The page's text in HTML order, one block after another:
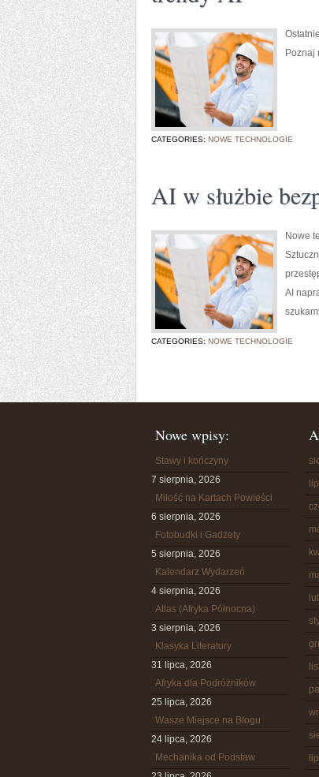
Poznaj
CATEGORIES: NOWE TECHNOLOGIE
AI w służbie
Nowe
AI
CATEGORIES: NOWE TECHNOLOGIE
Nowe wpisy:
Stawy i kończyny
7 sierpnia, 2026
Miłość na Kartach Powieści
6 sierpnia, 2026
Fotobudki i Gadżety
5 sierpnia, 2026
Kalendarz Wydarzeń
4 sierpnia, 2026
Atlas (Afryka Północna)
3 sierpnia, 2026
Klasyka Literatury
31 lipca, 2026
Afryka dla Podróżników
25 lipca, 2026
Wasze Miejsce na Blogu
24 lipca, 2026
Mechanika od Podstaw